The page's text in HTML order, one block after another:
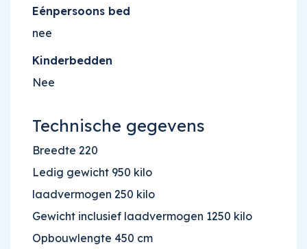
Eénpersoons bed
nee
Kinderbedden
Nee
Technische gegevens
Breedte 220
Ledig gewicht 950 kilo
laadvermogen 250 kilo
Gewicht inclusief laadvermogen 1250 kilo
Opbouwlengte 450 cm